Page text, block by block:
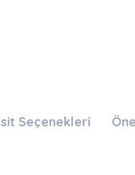
Seçenekleri